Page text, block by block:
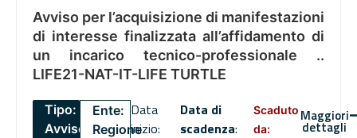
Avviso per l’acquisizione di manifestazioni
di interesse finalizzata all’affidamento di
un incarico tecnico-professionale ..
LIFE21-NAT-IT-LIFE TURTLE
Tipo:
Avviso
Ente:
Regione
Data
inizio:
Data di
scadenza:
Scaduto
da:
Maggiori
dettagli